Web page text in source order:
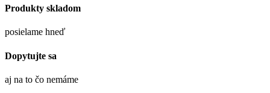
Produkty skladom
posielame hneď
Dopytujte sa
aj na to čo nemáme